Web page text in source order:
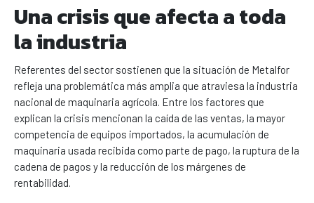
Una crisis que afecta a toda
la industria
Referentes del sector sostienen que la situación de Metalfor
refleja una problemática más amplia que atraviesa la industria
nacional de maquinaria agrícola. Entre los factores que
explican la crisis mencionan la caída de las ventas, la mayor
competencia de equipos importados, la acumulación de
maquinaria usada recibida como parte de pago, la ruptura de la
cadena de pagos y la reducción de los márgenes de
rentabilidad.